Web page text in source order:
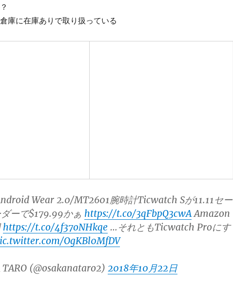
庫に在庫ありで取り扱っている
Wear 2.0/MT2601腕時計Ticwatch Sが11.11セー
ーで$179.99かぁ https://t.co/3qFbpQ3cwAAmazon
https://t.co/4f37oNHkqe…それともTicwatch Proにす
OgKBl0MfDV
(@osakanataro2) 2018年10月22日